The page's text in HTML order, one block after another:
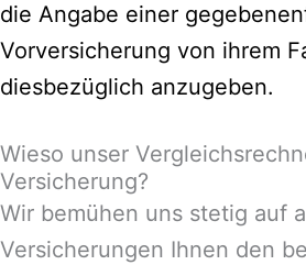
die Angabe einer
Vorversicherung von ihrem
diesbezüglich anzugeben.
Wieso unser
Versicherung?
Wir bemühen uns stetig auf
Versicherungen Ihnen den